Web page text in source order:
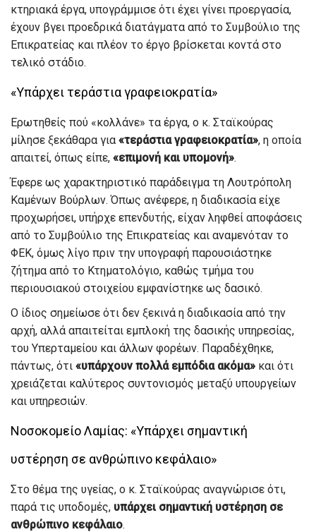
κτηριακά έργα, υπογράμμισε ότι έχει γίνει προεργασία,
έχουν βγει προεδρικά διατάγματα από το Συμβούλιο της
Επικρατείας και πλέον το έργο βρίσκεται κοντά στο
τελικό στάδιο.
«Υπάρχει τεράστια γραφειοκρατία»
Ερωτηθείς πού «κολλάνε» τα έργα, ο κ. Σταϊκούρας
μίλησε ξεκάθαρα για «τεράστια γραφειοκρατία», η οποία
απαιτεί, όπως είπε, «επιμονή και υπομονή».
Έφερε ως χαρακτηριστικό παράδειγμα τη Λουτρόπολη
Καμένων Βούρλων. Όπως ανέφερε, η διαδικασία είχε
προχωρήσει, υπήρχε επενδυτής, είχαν ληφθεί αποφάσεις
από το Συμβούλιο της Επικρατείας και αναμενόταν το
ΦΕΚ, όμως λίγο πριν την υπογραφή παρουσιάστηκε
ζήτημα από το Κτηματολόγιο, καθώς τμήμα του
περιουσιακού στοιχείου εμφανίστηκε ως δασικό.
Ο ίδιος σημείωσε ότι δεν ξεκινά η διαδικασία από την
αρχή, αλλά απαιτείται εμπλοκή της δασικής υπηρεσίας,
του Υπερταμείου και άλλων φορέων. Παραδέχθηκε,
πάντως, ότι «υπάρχουν πολλά εμπόδια ακόμα» και ότι
χρειάζεται καλύτερος συντονισμός μεταξύ υπουργείων
και υπηρεσιών.
Νοσοκομείο Λαμίας: «Υπάρχει σημαντική
υστέρηση σε ανθρώπινο κεφάλαιο»
Στο θέμα της υγείας, ο κ. Σταϊκούρας αναγνώρισε ότι,
παρά τις υποδομές, υπάρχει σημαντική υστέρηση σε
ανθρώπινο κεφάλαιο.